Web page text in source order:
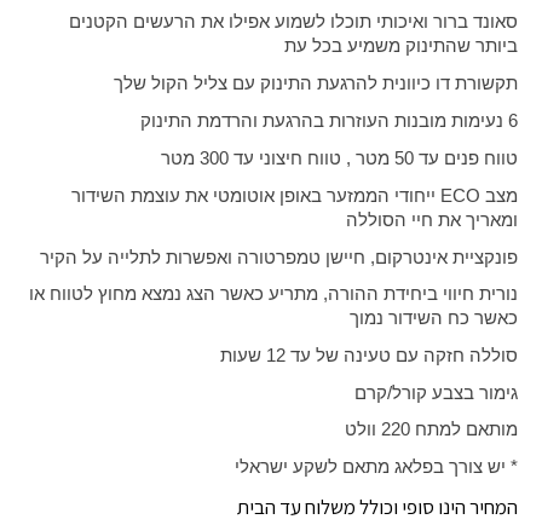
סאונד ברור ואיכותי תוכלו לשמוע אפילו את הרעשים הקטנים
ביותר שהתינוק משמיע בכל עת
תקשורת דו כיוונית להרגעת התינוק עם צליל הקול שלך
6 נעימות מובנות העוזרות בהרגעת והרדמת התינוק
טווח פנים עד 50 מטר , טווח חיצוני עד 300 מטר
מצב ECO ייחודי הממזער באופן אוטומטי את עוצמת השידור
ומאריך את חיי הסוללה
פונקציית אינטרקום, חיישן טמפרטורה ואפשרות לתלייה על הקיר
נורית חיווי ביחידת ההורה, מתריע כאשר הצג נמצא מחוץ לטווח או
כאשר כח השידור נמוך
סוללה חזקה עם טעינה של עד 12 שעות
גימור בצבע קורל/קרם
מותאם למתח 220 וולט
* יש צורך בפלאג מתאם לשקע ישראלי
המחיר הינו סופי וכולל משלוח עד הבית